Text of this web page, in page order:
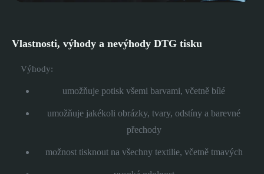
Vlastnosti, výhody a nevýhody DTG tisku
Výhody:
umožňuje potisk všemi barvami, včetně bílé
umožňuje jakékoli obrázky, tvary, odstíny a barevné
přechody
možnost tisknout na všechny textilie, včetně tmavých